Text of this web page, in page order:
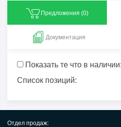
Предложения (0)
Документация
Показать те что в наличии:
Список позиций:
Отдел продаж: